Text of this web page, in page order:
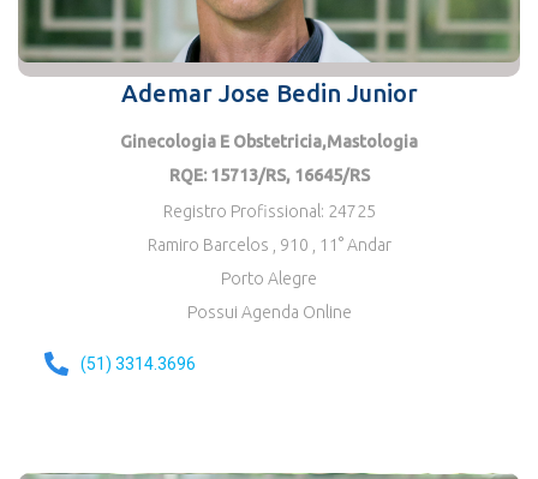
Ademar Jose Bedin Junior
Ginecologia E Obstetricia,mastologia
RQE: 15713/RS, 16645/RS
Registro Profissional: 24725
Ramiro Barcelos , 910
, 11° Andar
Porto Alegre
Possui Agenda Online
(51) 3314.3696